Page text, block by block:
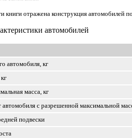
книги отражена конструкция автомобилей
автомобилей
автомобиля, кг
масса, кг
с разрешенной максимальной
подвески